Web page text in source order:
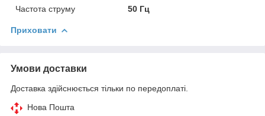
Частота струму
50 Гц
Приховати
Умови доставки
Доставка здійснюється тільки по передоплаті.
Нова Пошта